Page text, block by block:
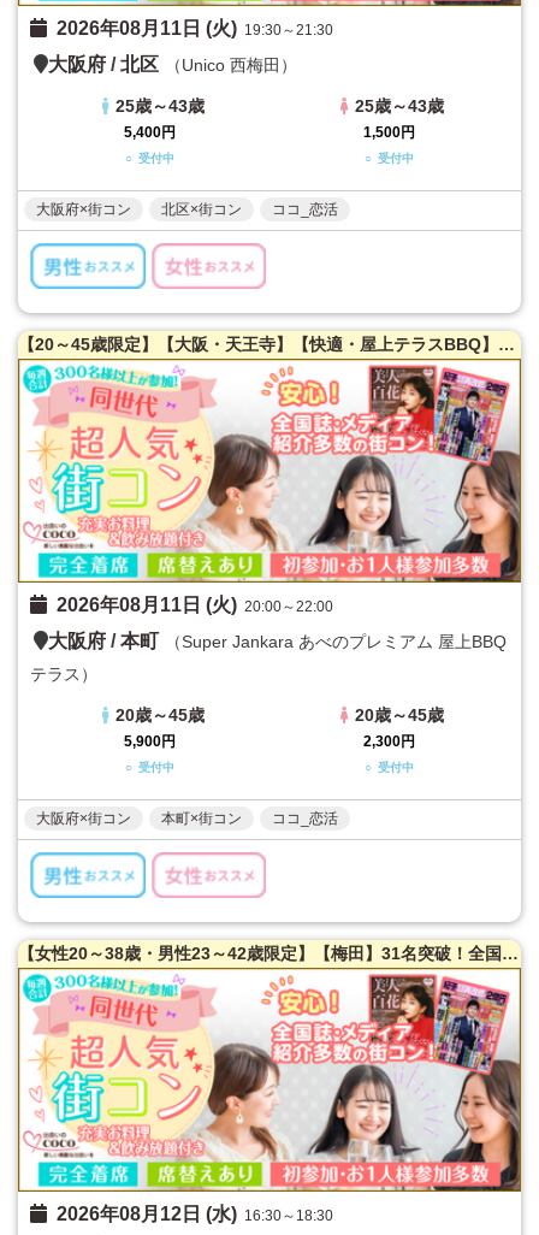
2026年08月11日 (火) 19:30～21:30
大阪府 /北区 （Unico 西梅田）
25歳～43歳
5,400円
○ 受付中
25歳～43歳
1,500円
○ 受付中
大阪府×街コン 北区×街コン ココ_恋活
【20～45歳限定】【大阪・天王寺】【快適・屋上テラスBBQ】【満腹保証☆豊富な食材＆驚愕！超豪華飲み放題☆ビールだけで１６種類！？クラフトビルや海外のビールも！その他ドリンクも超充実！】【日焼け防止タープ・清涼ミスト機】【雨天決行】全国誌・美人百花に取材を受けた大阪で一番出会える街コン☆【お一人様参加多数】LINE交換自由＆席がえあり！
2026年08月11日 (火) 20:00～22:00
大阪府 /本町
（Super Jankara あべのプレミアム 屋上BBQ
テラス）
20歳～45歳
5,900円
○ 受付中
20歳～45歳
2,300円
○ 受付中
大阪府×街コン 本町×街コン ココ_恋活
【女性20～38歳・男性23～42歳限定】【梅田】31名突破！全国誌・美人百花に取材を受けた大阪で一番出会える街コン♪満腹保証☆【たっぷりお肉】室内バーベキュー街コン♪【充実お料理＆飲み放題付】超オシャレ隠れ家ダイニング貸切☆同世代で楽しむ♪席替えあり！
2026年08月12日 (水) 16:30～18:30